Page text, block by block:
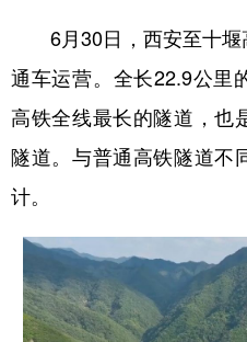
6月30日，西安至十堰
通车运营。全长22.9公里
高铁全线最长的隧道，也
隧道。与普通高铁隧道不
计。